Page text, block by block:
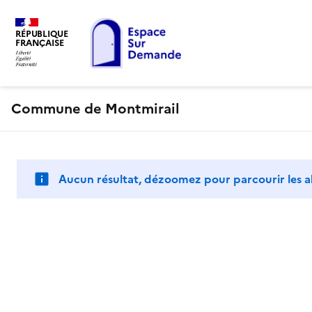
RÉPUBLIQUE
FRANÇAISE
Commune de Montmirail
Aucun résultat, dézoomez pour parcourir les